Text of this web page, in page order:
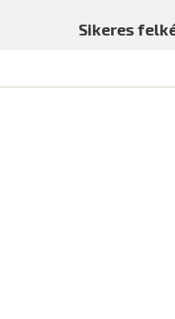
Sikeres